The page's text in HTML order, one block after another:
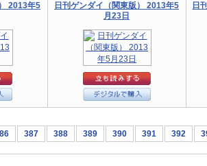
2013年5
日刊ゲンダイ（関東版） 2013年5
月23日
日
387 388 389 390 391 392